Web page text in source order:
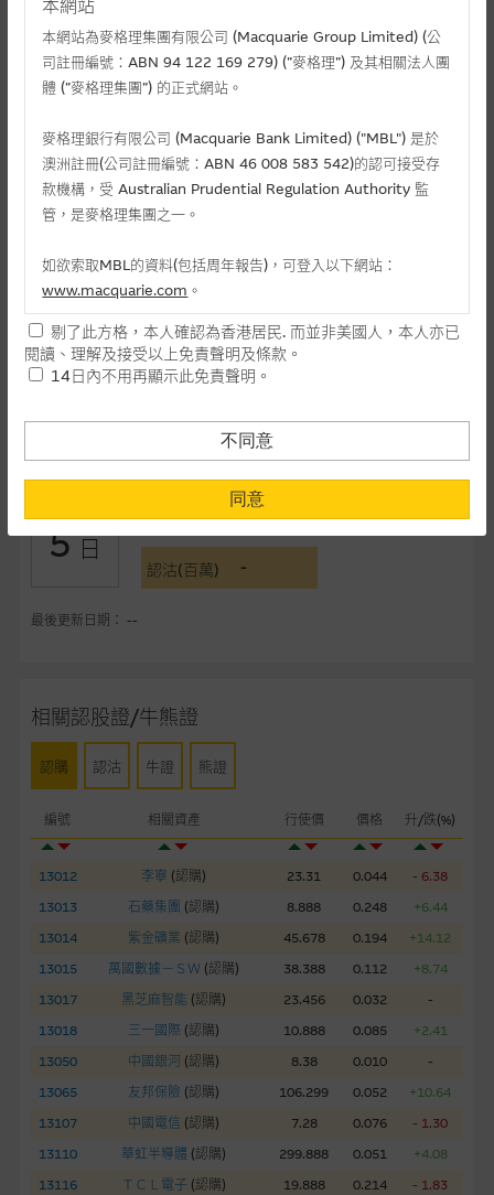
相關文件
相關上市文件
相關資產認股證資金流 (+)資金流入 (-)資金流出
1 認購(百萬) -
認沽(百萬) -
5 日
-
認沽(百萬) -
最後更新日期： --
相關認股證/牛熊證
認購 認沽 牛證 熊證
編號 相關資產 行使價 價格 升/跌(%)
13012 李寧 (認購) 23.31 0.044
- 6.38
13013
石藥集團 (認購) 8.888 0.248
+6.44
13014
紫金礦業 (認購) 45.678 0.194
+14.12
13015
萬國數據－ＳＷ (認購) 38.388 0.112
+8.74
13017
黑芝麻智能 (認購) 23.456 0.032
-
13018
三一國際 (認購) 10.888 0.085
+2.41
13050
中國銀河 (認購) 8.38 0.010
-
13065
友邦保險 (認購) 106.299 0.052
+10.64
13107
中國電信 (認購) 7.28 0.076
- 1.30
13110
華虹半導體 (認購) 299.888 0.051
+4.08
13116
ＴＣＬ電子 (認購) 19.888 0.214
- 1.83
本網站
本網站為麥格理集團有限公司 (Macquarie Group Limited) (公
司註冊編號：ABN 94 122 169 279) (”麥格理”) 及其相關法人團
體 (”麥格理集團”) 的正式網站。
麥格理銀行有限公司 (Macquarie Bank Limited) ("MBL") 是於
澳洲註冊(公司註冊編號：ABN 46 008 583 542)的認可接受存
款機構，受 Australian Prudential Regulation Authority 監
管，是麥格理集團之一。
如欲索取MBL的資料(包括周年報告)，可登入以下網站：
www.macquarie.com 。
本網站所載資料會隨時更改，而不作另行通知，如閣下欲取麥格
理的資料，可直接聯絡本集團職員。
民使用，並不提供或發售予美國人。本網站內容無意要約或唆使
閣下購買證券、基金單位或其他投資工具(不論在參考條款上或在
其他地方)，但清楚表明上述意圖的個別段落則屬例外。
提供網站內容的基準 – 使用時請考慮個人風險
網站內容來自我們在所示日期時認為可靠之來源，且均以真誠提
供。惟麥格理集團並無核實所有網站內容，故就閣下的目的而
言，網站內容可能未必完整或準確。麥格理集團不會，亦沒有義
任何指示價格報價、公開資料或分析是基於我們相信的假設及參
數而預備的，不構成我們提出的意見。所用假設及參數並非唯一
為準確、完整或合理。我們不作陳述，亦不保證任何所示的指示
表現或回報將來會實現。過去業績並不保證將來表現。網站內容
來自我們在所示日期時認為可靠之來源，且均以真誠提供，然
而，麥格理集團不作陳述，亦不保證網站內容在任何用途上均完
及合時性負上責任，除非這是有關適用的的法律及/或法規所規
定。
網站內容不構成要約及徵求要約，或作為任何合約的根據，以購
買或銷售任何證券、貸款或其他工具。網站內容由麥格理集團所
品的過去業績並不保證或預測將來表現。
在法律最大許可的情況下，麥格理集團及其任何相關公司或其董
事、高層職員、僱員或代理人不作陳述，亦不保證網站內容，或
剔了此方格，本人確認為香港居民. 而並非美國人，本人亦已
閱讀、理解及接受以上免責聲明及條款。
14日內不用再顯示此免責聲明。
不同意
同意